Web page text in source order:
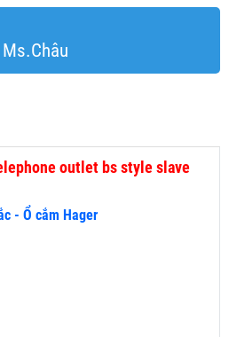
outlet bs style slave
- Ổ cắm Hager